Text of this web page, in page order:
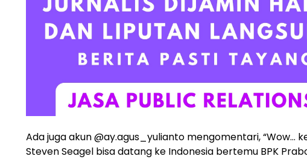
Ada juga akun @ay.agus_yulianto mengomentari, “Wow…
Steven Seagel bisa datang ke Indonesia bertemu BPK